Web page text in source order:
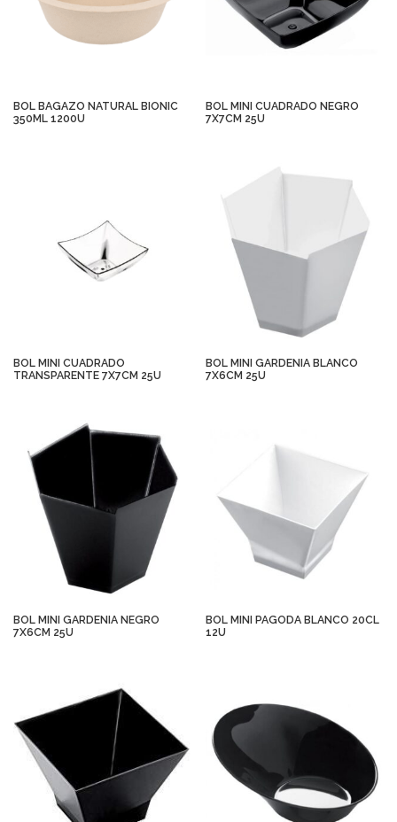
BOL BAGAZO NATURAL BIONIC
350ML 1200U
BOL MINI CUADRADO NEGRO
7X7CM 25U
BOL MINI CUADRADO
TRANSPARENTE 7X7CM 25U
BOL MINI GARDENIA BLANCO
7X6CM 25U
BOL MINI GARDENIA NEGRO
7X6CM 25U
BOL MINI PAGODA BLANCO 20CL
12U